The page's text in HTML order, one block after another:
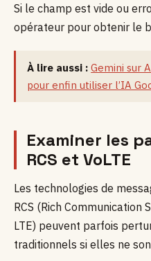
Si le champ est vide ou
opérateur pour obtenir le
À lire aussi : Gemini sur
pour enfin utiliser l’IA
Examiner les
RCS et VoLTE
Les technologies de
RCS (Rich Communication
LTE) peuvent parfois
traditionnels si elles ne